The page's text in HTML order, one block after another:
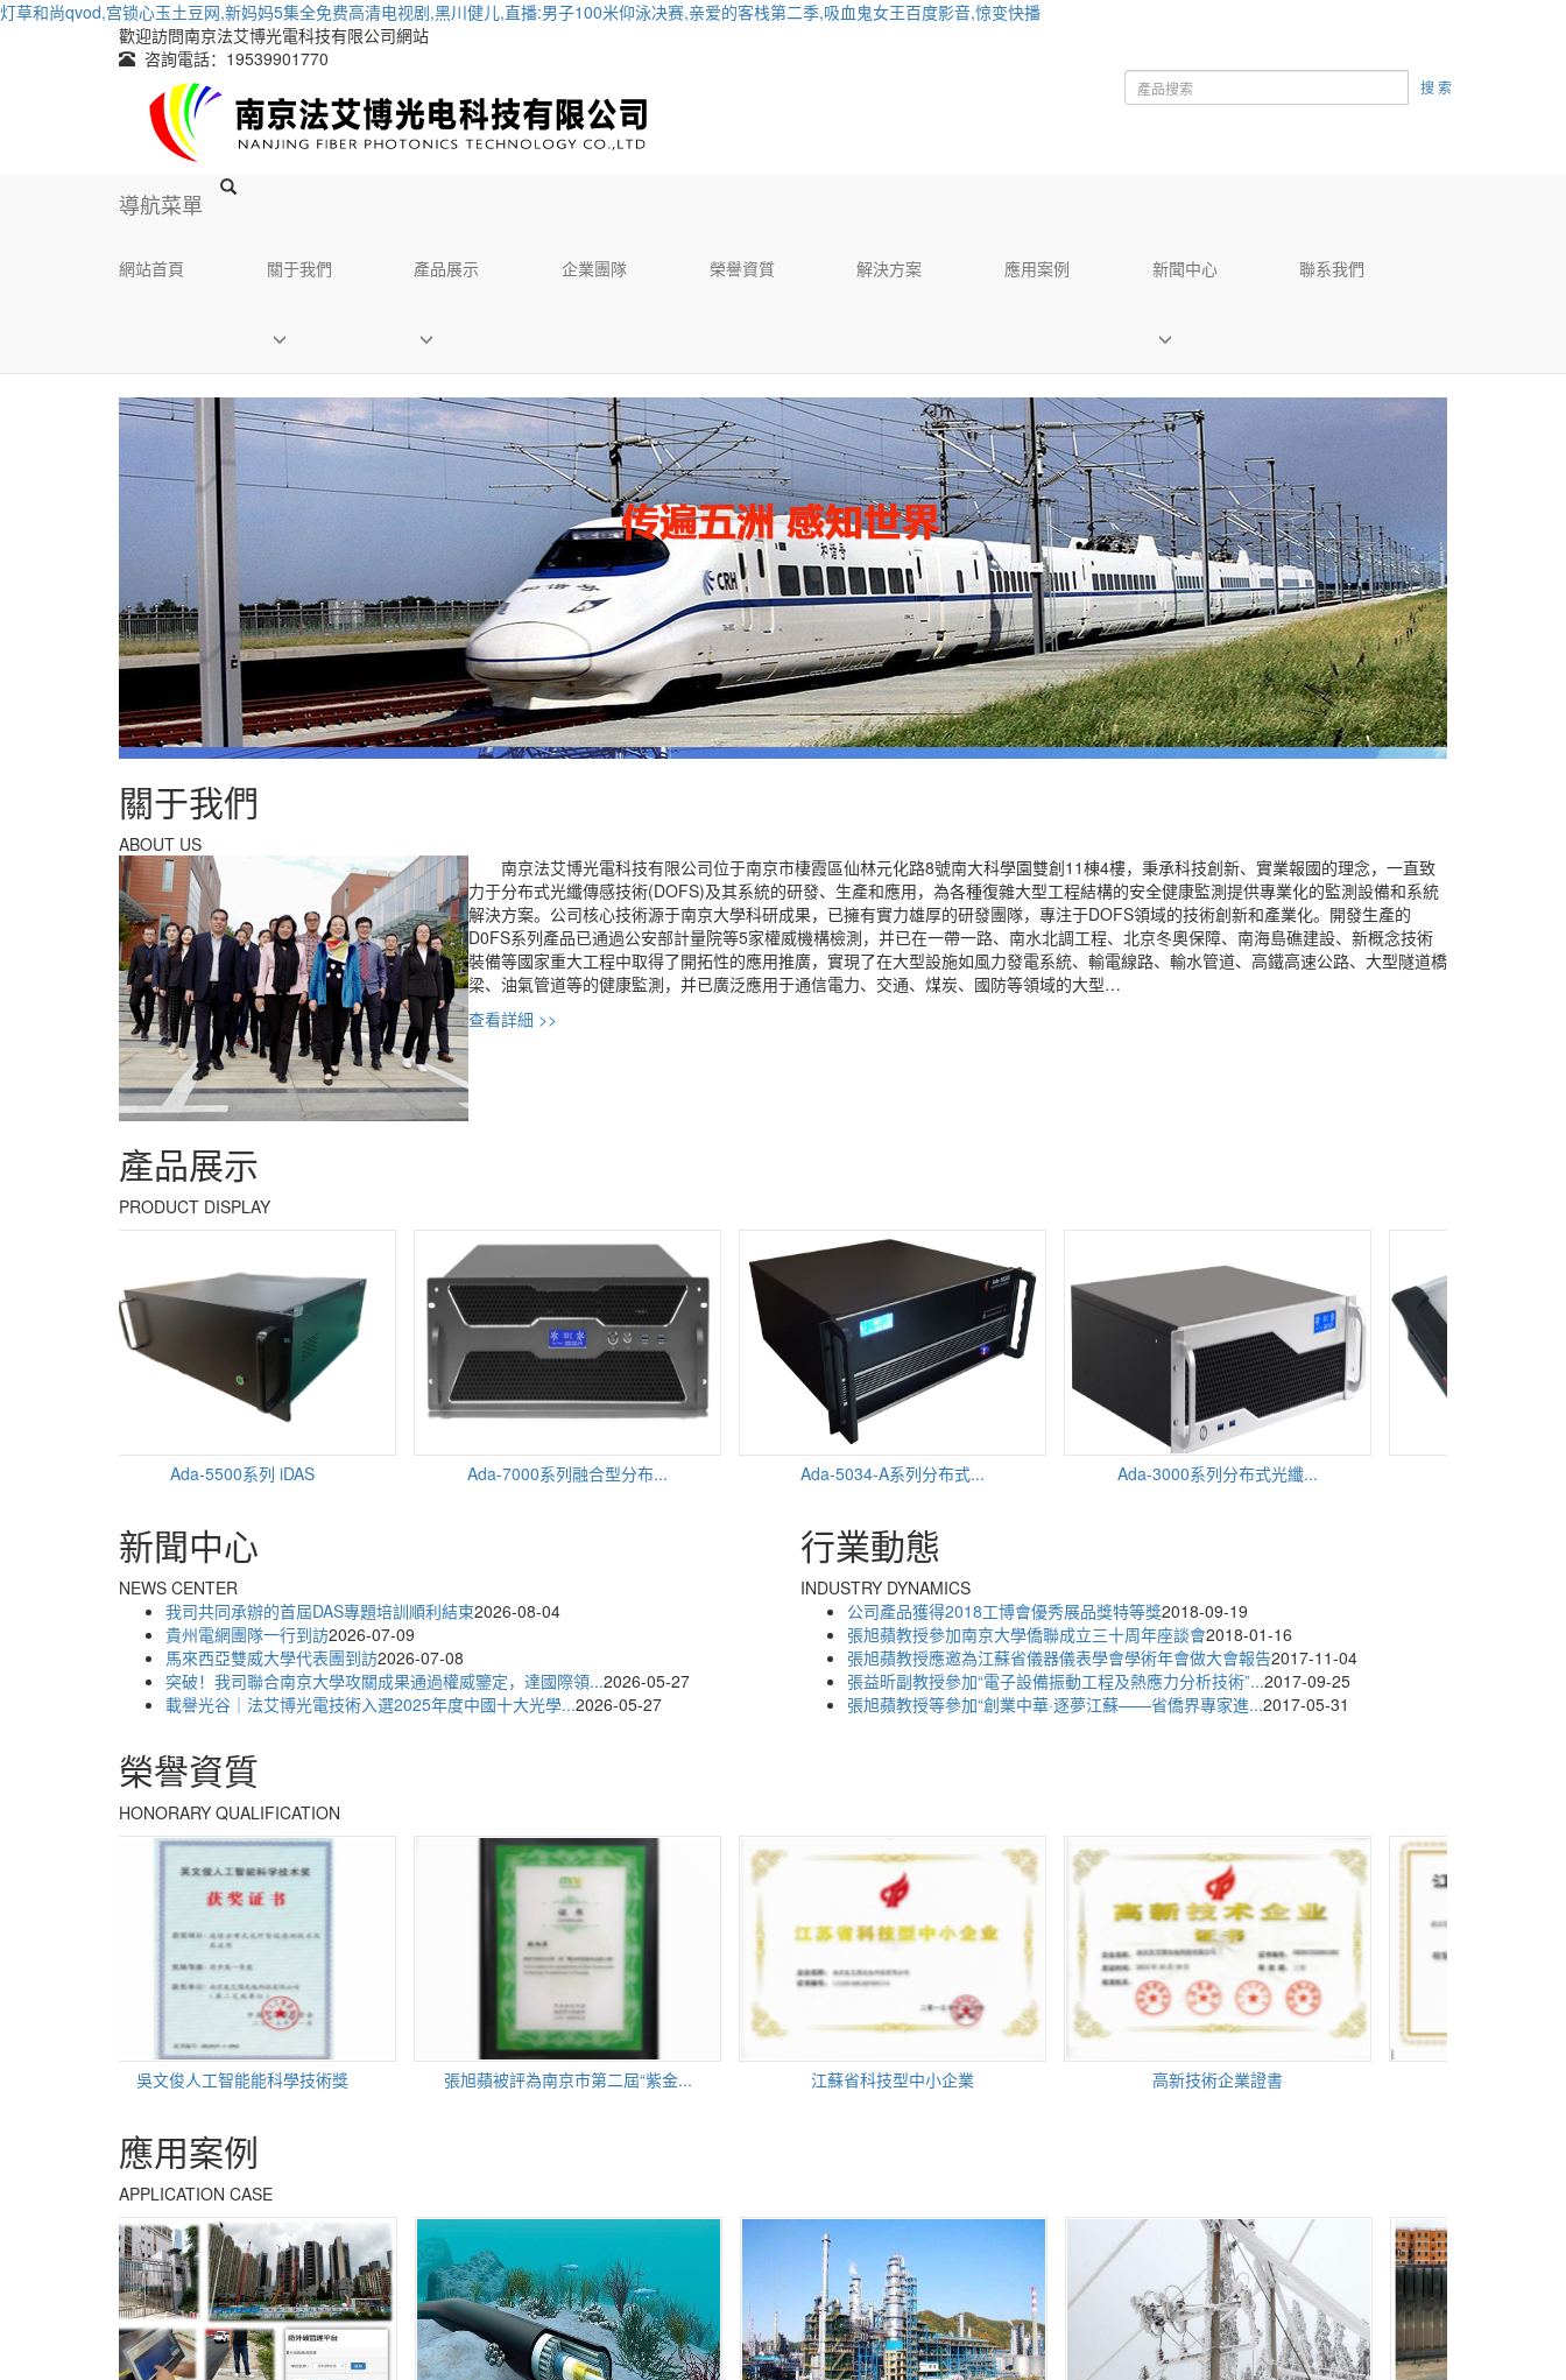
灯草和尚qvod,宫锁心玉土豆网,新妈妈5集全免费高清电视剧,黑川健儿,直播:男子100米仰泳决赛,亲爱的客栈第二季,吸血鬼女王百度影音,惊变快播
歡迎訪問南京法艾博光電科技有限公司網站
咨詢電話：19539901770
搜 索
導航菜單
網站首頁 關于我們 產品展示 企業團隊 榮譽資質 解決方案 應用案例 新聞中心 聯系我們
關于我們
ABOUT US
南京法艾博光電科技有限公司位于南京市棲霞區仙林元化路8號南大科學園雙創11棟4樓，秉承科技創新、實業報國的理念，一直致
力于分布式光纖傳感技術(DOFS)及其系統的研發、生產和應用，為各種復雜大型工程結構的安全健康監測提供專業化的監測設備和系統
解決方案。公司核心技術源于南京大學科研成果，已擁有實力雄厚的研發團隊，專注于DOFS領域的技術創新和產業化。開發生產的
D0FS系列產品已通過公安部計量院等5家權威機構檢測，并已在一帶一路、南水北調工程、北京冬奧保障、南海島礁建設、新概念技術
裝備等國家重大工程中取得了開拓性的應用推廣，實現了在大型設施如風力發電系統、輸電線路、輸水管道、高鐵高速公路、大型隧道橋
梁、油氣管道等的健康監測，并已廣泛應用于通信電力、交通、煤炭、國防等領域的大型…
查看詳細 >>
產品展示
PRODUCT DISPLAY
Ada-5500系列 iDAS Ada-7000系列融合型分布... Ada-5034-A系列分布式... Ada-3000系列分布式光纖...
新聞中心
NEWS CENTER
我司共同承辦的首屆DAS專題培訓順利結束2026-08-04
貴州電網團隊一行到訪2026-07-09
馬來西亞雙威大學代表團到訪2026-07-08
突破！我司聯合南京大學攻關成果通過權威鑒定，達國際領...2026-05-27
載譽光谷｜法艾博光電技術入選2025年度中國十大光學...2026-05-27
行業動態
INDUSTRY DYNAMICS
公司產品獲得2018工博會優秀展品獎特等獎2018-09-19
張旭蘋教授參加南京大學僑聯成立三十周年座談會2018-01-16
張旭蘋教授應邀為江蘇省儀器儀表學會學術年會做大會報告2017-11-04
張益昕副教授參加“電子設備振動工程及熱應力分析技術”...2017-09-25
張旭蘋教授等參加“創業中華·逐夢江蘇——省僑界專家進...2017-05-31
榮譽資質
HONORARY QUALIFICATION
吳文俊人工智能能科學技術獎 張旭蘋被評為南京市第二屆“紫金... 江蘇省科技型中小企業 高新技術企業證書
應用案例
APPLICATION CASE